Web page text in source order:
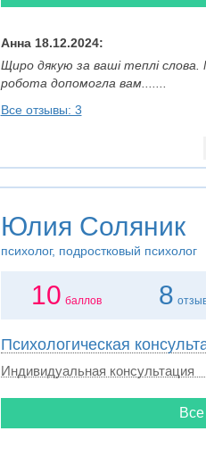
Анна 18.12.2024:
Щиро дякую за ваші теплі
робота допомогла вам.......
Все отзывы: 3
Юлия Соляник
психолог, подростковый психолог
10 баллов 8
Психологическая
Индивидуальная консультация